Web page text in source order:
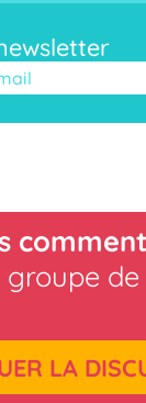
groupe
LA